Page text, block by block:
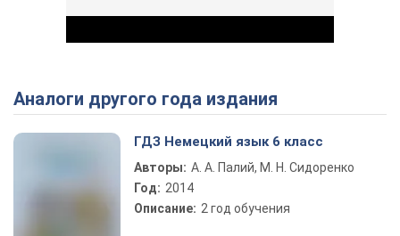
Play Video
Аналоги другого года издания
ГДЗ Немецкий язык 6 класс
Авторы: А. А. Палий, М. Н. Сидоренко
Год: 2014
Описание: 2 год обучения